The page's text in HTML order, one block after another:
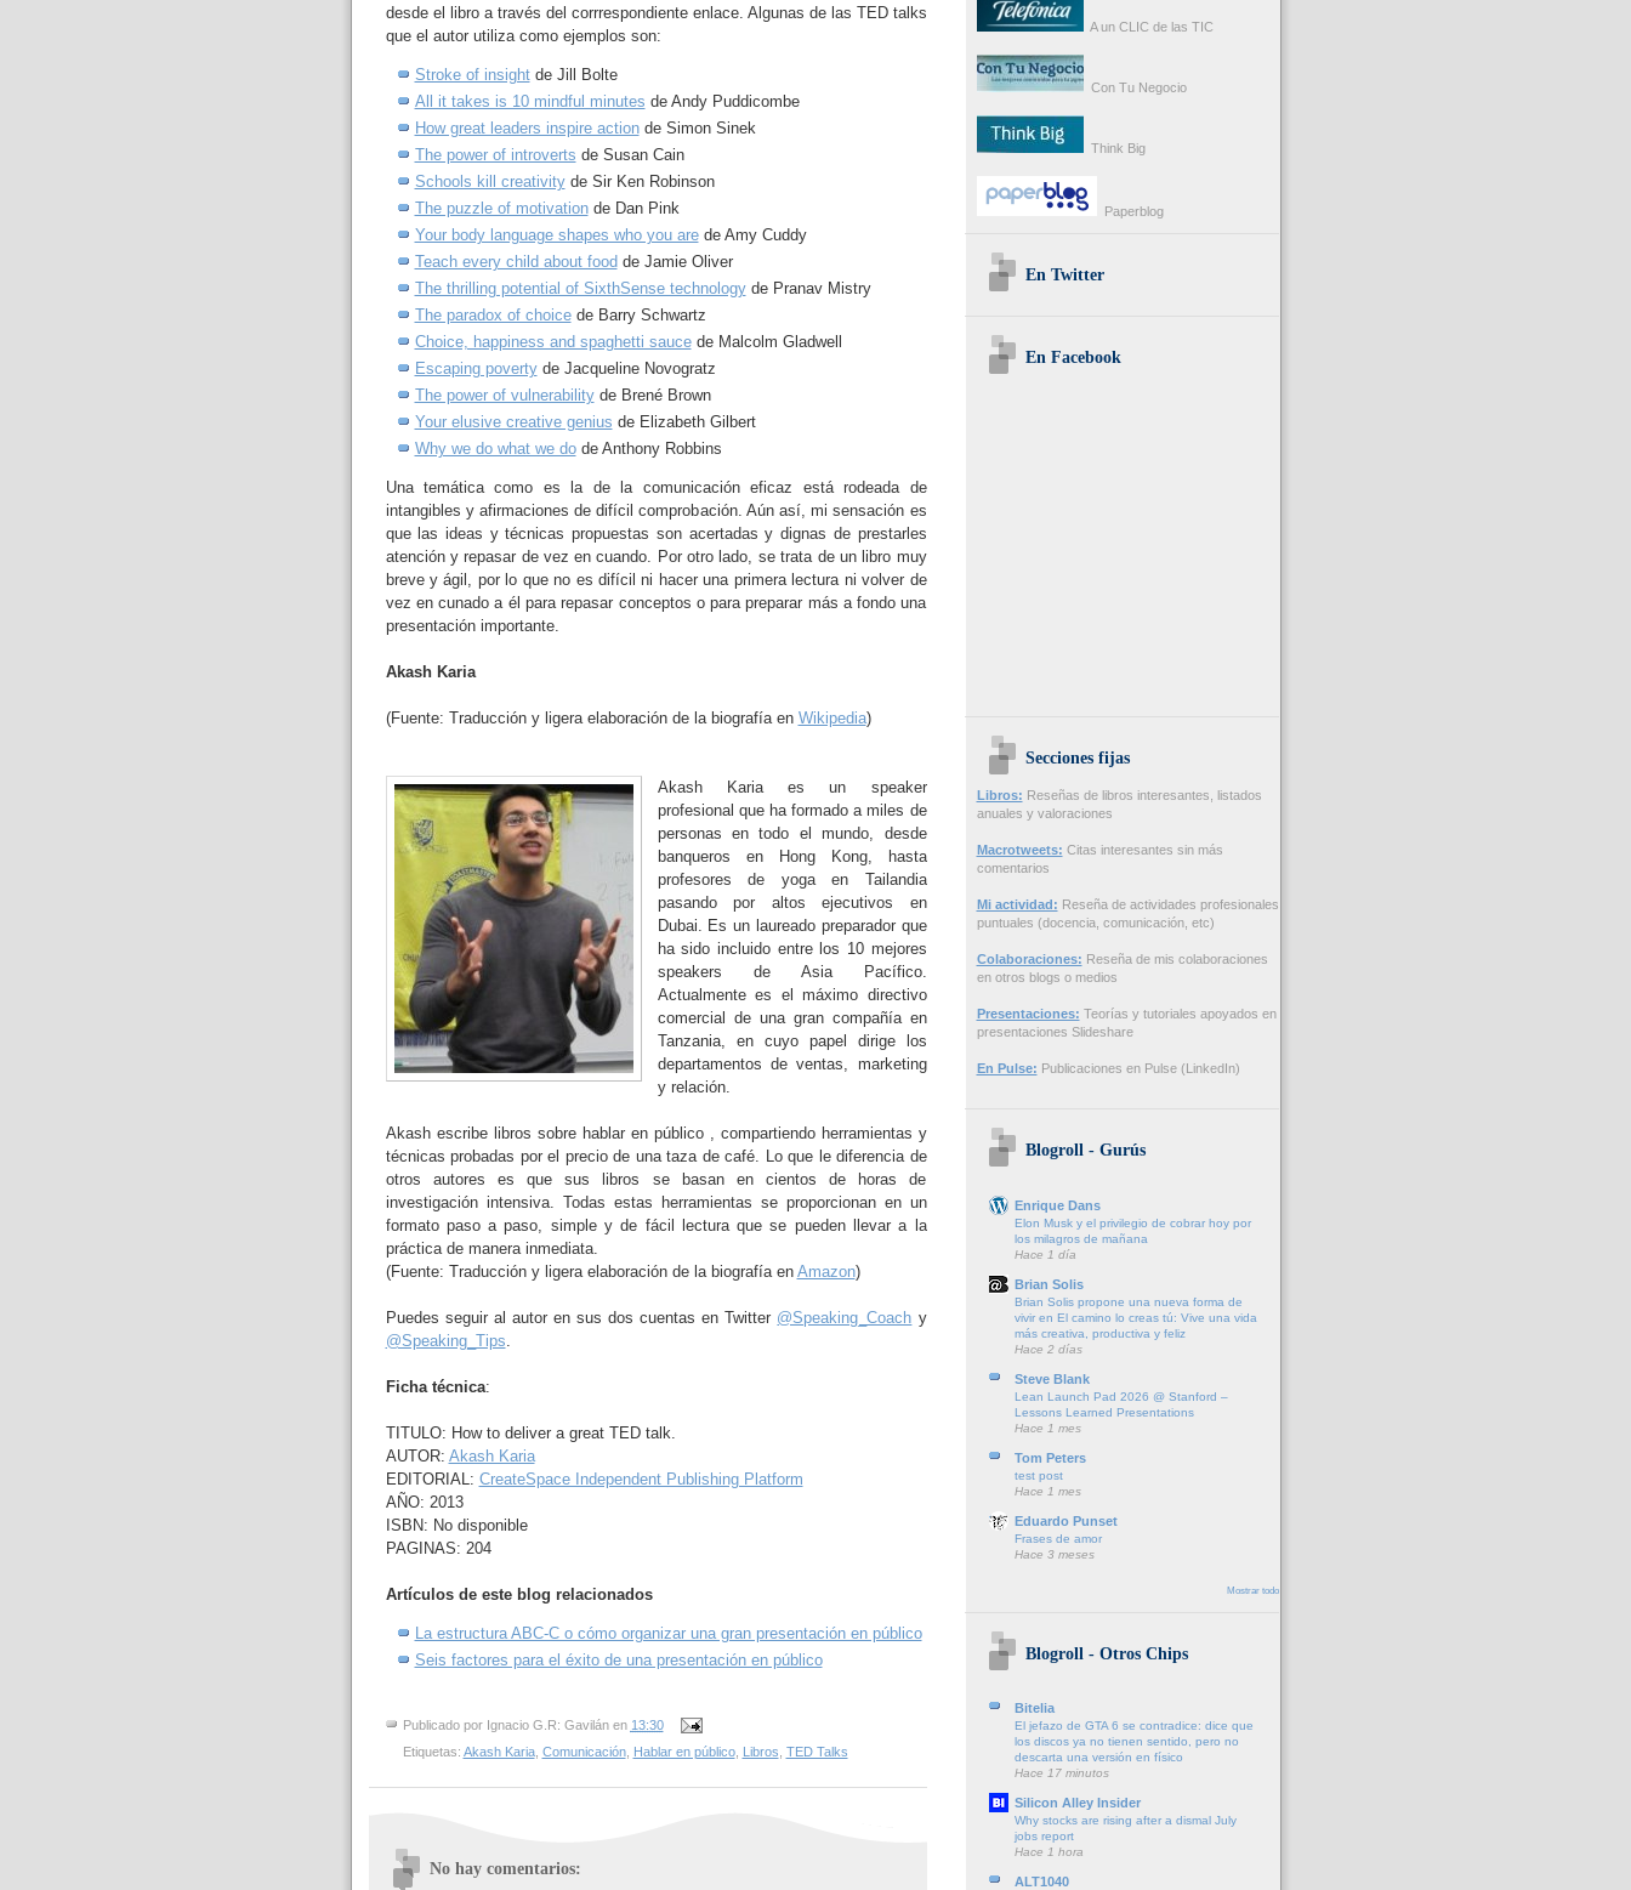
desde el libro a través del corrrespondiente enlace. Algunas de las TED talks
que el autor utiliza como ejemplos son:
Stroke of insightde Jill Bolte
All it takes is 10 mindful minutes de Andy Puddicombe
How great leaders inspire actionde Simon Sinek
The power of introverts de Susan Cain
Schools kill creativityde Sir Ken Robinson
The puzzle of motivationde Dan Pink
Your body language shapes who you arede Amy Cuddy
Teach every child about food de Jamie Oliver
The thrilling potential of SixthSense technologyde Pranav Mistry
The paradox of choicede Barry Schwartz
Choice, happiness and spaghetti saucede Malcolm Gladwell
Escaping povertyde Jacqueline Novogratz
The power of vulnerabilityde Brené Brown
Your elusive creative genius de Elizabeth Gilbert
Why we do what we dode Anthony Robbins
Una temática como es la de la comunicación eficaz está rodeada de
intangibles y afirmaciones de difícil comprobación. Aún así, mi sensación es
que las ideas y técnicas propuestas son acertadas y dignas de prestarles
atención y repasar de vez en cuando. Por otro lado, se trata de un libro muy
breve y ágil, por lo que no es difícil ni hacer una primera lectura ni volver de
vez en cunado a él para repasar conceptos o para preparar más a fondo una
presentación importante.
Akash Karia
(Fuente: Traducción y ligera elaboración de la biografía en Wikipedia)
Akash Karia es un speaker
profesional que ha formado a miles de
personas en todo el mundo, desde
banqueros en Hong Kong, hasta
profesores de yoga en Tailandia
pasando por altos ejecutivos en
Dubai. Es un laureado preparador que
ha sido incluido entre los 10 mejores
speakers de Asia Pacífico.
Actualmente es el máximo directivo
comercial de una gran compañía en
Tanzania, en cuyo papel dirige los
departamentos de ventas, marketing
y relación.
Akash escribe libros sobre hablar en público , compartiendo herramientas y
técnicas probadas por el precio de una taza de café. Lo que le diferencia de
otros autores es que sus libros se basan en cientos de horas de
investigación intensiva. Todas estas herramientas se proporcionan en un
formato paso a paso, simple y de fácil lectura que se pueden llevar a la
práctica de manera inmediata.
(Fuente: Traducción y ligera elaboración de la biografía en Amazon)
Puedes seguir al autor en sus dos cuentas en Twitter @Speaking_Coach y
@Speaking_Tips
Ficha técnica:
TITULO: How to deliver a great TED talk.
AUTOR: Akash Karia
EDITORIAL: CreateSpace Independent Publishing Platform
AÑO: 2013
ISBN: No disponible
PAGINAS: 204
Artículos de este blog relacionados
La estructura ABC-C o cómo organizar una gran presentación en público
Seis factores para el éxito de una presentación en público
Publicado por Ignacio G.R: Gavilán en 13:30
Etiquetas: Akash Karia, Comunicación, Hablar en público, Libros TED Talks
No hay comentarios:
A un CLIC de las TIC
Con Tu Negocio
Think Big
Paperblog
En Twitter
En Facebook
Secciones fijas
Libros: Reseñas de libros interesantes, listados
anuales y valoraciones
Macrotweets: Citas interesantes sin más
comentarios
Mi actividad: Reseña de actividades profesionales
puntuales (docencia, comunicación, etc)
Colaboraciones: Reseña de mis colaboraciones
en otros blogs o medios
Presentaciones: Teorías y tutoriales apoyados en
presentaciones Slideshare
En Pulse: Publicaciones en Pulse (LinkedIn)
Blogroll - Gurús
Enrique Dans
Elon Musk y el privilegio de cobrar hoy por
los milagros de mañana
Hace 1 día
Brian Solis
Brian Solis propone una nueva forma de
vivir en El camino lo creas tú: Vive una vida
más creativa, productiva y feliz
Hace 2 días
Steve Blank
Lean Launch Pad 2026 @ Stanford –
Lessons Learned Presentations
Hace 1 mes
Tom Peters
test post
Hace 1 mes
Eduardo Punset
Frases de amor
Hace 3 meses
Mostrar todo
Blogroll - Otros Chips
Bitelia
El jefazo de GTA 6 se contradice: dice que
los discos ya no tienen sentido, pero no
descarta una versión en físico
Hace 17 minutos
Silicon Alley Insider
Why stocks are rising after a dismal July
jobs report
Hace 1 hora
ALT1040